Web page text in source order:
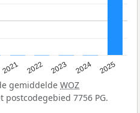
2021 2022 2023 2024 2025
gemiddelde WOZ
7756 PG.